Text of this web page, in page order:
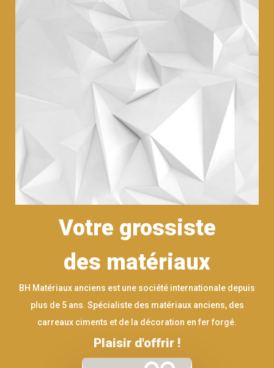
Votre grossiste
des matériaux
BH Matériaux anciens est une société internationale depuis
plus de 5 ans. Spécialiste des matériaux anciens, des
carreaux ciments et de la décoration en fer forgé.
Plaisir d'offrir !